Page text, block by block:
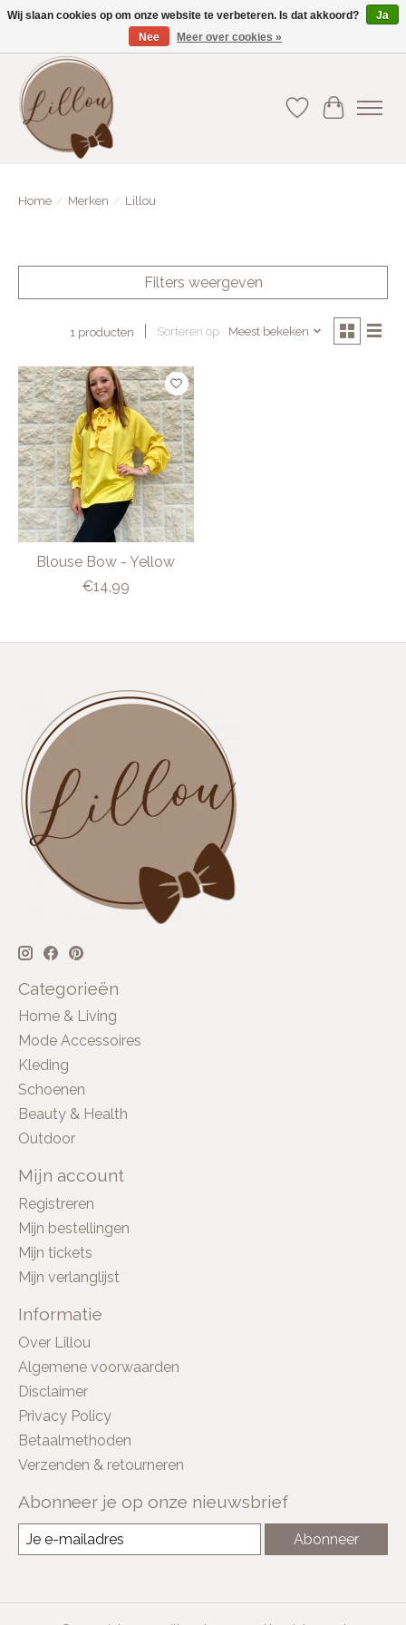
Gratis verzending vanaf €75(BE) en €100(NL)
Verlanglijst
Home / Merken / Lillou
Filters weergeven
1 producten Sorteren op Meest bekeken
Blouse Bow - Yellow
€14,99
Categorieën
Home & Living
Mode Accessoires
Kleding
Schoenen
Beauty & Health
Outdoor
Mijn account
Registreren
Mijn bestellingen
Mijn tickets
Mijn verlanglijst
Informatie
Over Lillou
Algemene voorwaarden
Disclaimer
Privacy Policy
Betaalmethoden
Verzenden & retourneren
Abonneer je op onze nieuwsbrief
Abonneer
Wij slaan cookies op om onze website te verbeteren. Is dat akkoord?
Ja
Nee
Meer over cookies »